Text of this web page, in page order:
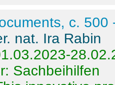
c. 500
nat. Ira Rabin
Sachbeihilfen